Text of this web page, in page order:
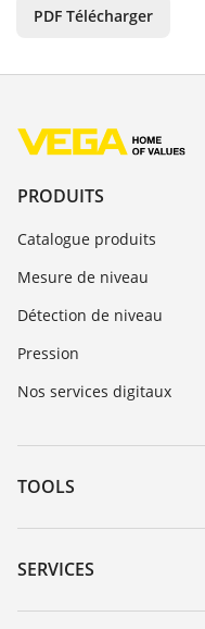
PDF Télécharger
PRODUITS
Catalogue produits
Mesure de niveau
Détection de niveau
Pression
Nos services digitaux
TOOLS
Téléchargements
Recherche par numéro de
SERVICES
Retour d'appareil